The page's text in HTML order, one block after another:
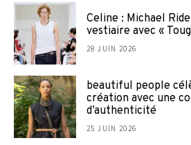
Celine : Michael
vestiaire avec «
28 JUIN 2026
beautiful people
création avec une
d’authenticité
25 JUIN 2026